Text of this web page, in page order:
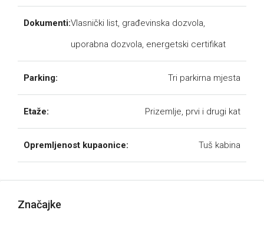
Dokumenti:Vlasnički list, građevinska dozvola,
uporabna dozvola, energetski certifikat
Parking: Tri parkirna mjesta
Etaže: Prizemlje, prvi i drugi kat
Opremljenost kupaonice: Tuš kabina
Značajke